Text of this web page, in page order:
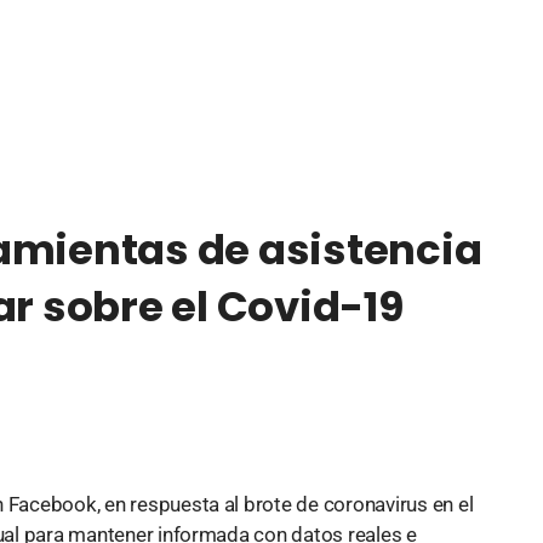
de asistencia
sobre el Covid-19
en respuesta al brote de coronavirus en el
para mantener informada con datos reales e